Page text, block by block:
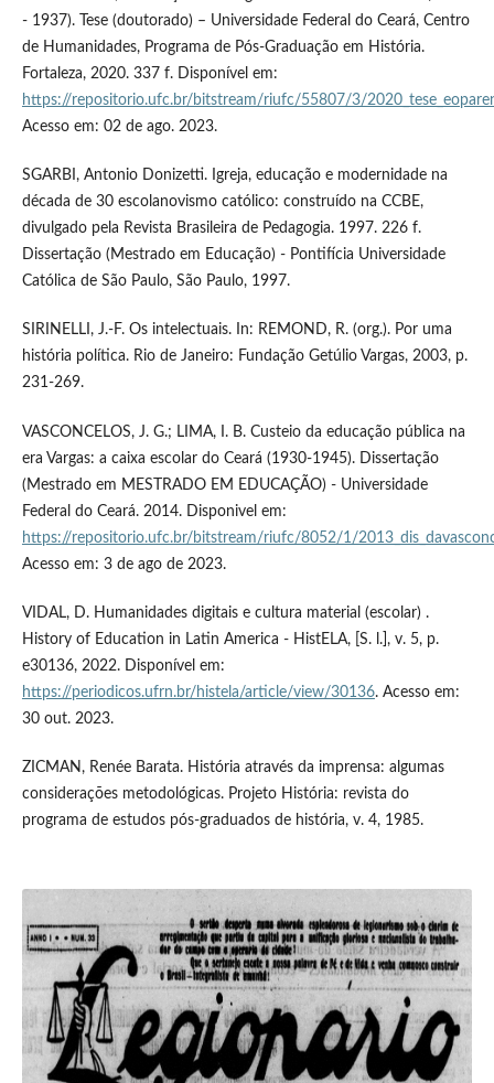
- 1937). Tese (doutorado) – Universidade Federal do Ceará, Centro
de Humanidades, Programa de Pós-Graduação em História.
Fortaleza, 2020. 337 f. Disponível em:
https://repositorio.ufc.br/bitstream/riufc/55807/3/
Acesso em: 02 de ago. 2023.
SGARBI, Antonio Donizetti. Igreja, educação e modernidade na
década de 30 escolanovismo católico: construído na CCBE,
divulgado pela Revista Brasileira de Pedagogia. 1997. 226 f.
Dissertação (Mestrado em Educação) - Pontifícia Universidade
Católica de São Paulo, São Paulo, 1997.
SIRINELLI, J.-F. Os intelectuais. In: REMOND, R. (org.). Por uma
história política. Rio de Janeiro: Fundação Getúlio Vargas, 2003, p.
231-269.
VASCONCELOS, J. G.; LIMA, I. B. Custeio da educação pública na
era Vargas: a caixa escolar do Ceará (1930-1945). Dissertação
(Mestrado em MESTRADO EM EDUCAÇÃO) - Universidade
Federal do Ceará. 2014. Disponivel em:
https://repositorio.ufc.br/bitstream/riufc/8052/1/
Acesso em: 3 de ago de 2023.
VIDAL, D. Humanidades digitais e cultura material (escolar) .
History of Education in Latin America - HistELA, [S. l.], v. 5, p.
e30136, 2022. Disponível em:
https://periodicos.ufrn.br/histela/article/view/30136. Acesso em:
30 out. 2023.
ZICMAN, Renée Barata. História através da imprensa: algumas
considerações metodológicas. Projeto História: revista do
programa de estudos pós-graduados de história, v. 4, 1985.